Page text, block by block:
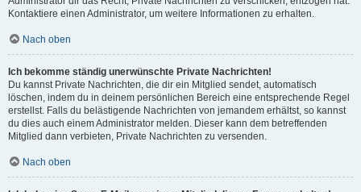
Kontaktiere einen Administrator, um weitere Informationen zu erhalten.
Nach oben
Ich bekomme ständig unerwünschte Private Nachrichten!
Du kannst Private Nachrichten, die dir ein Mitglied sendet, automatisch
löschen, indem du in deinem persönlichen Bereich eine entsprechende Regel
erstellst. Falls du belästigende Nachrichten von jemandem erhältst, so kannst
du dies auch einem Administrator melden. Dieser kann dem betreffenden
Mitglied dann verbieten, Private Nachrichten zu versenden.
Nach oben